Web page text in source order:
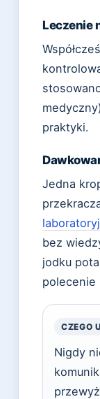
Leczenie
praktyki.
Jedna
bez
jodku
polecenie
CZEGO
Nigdy